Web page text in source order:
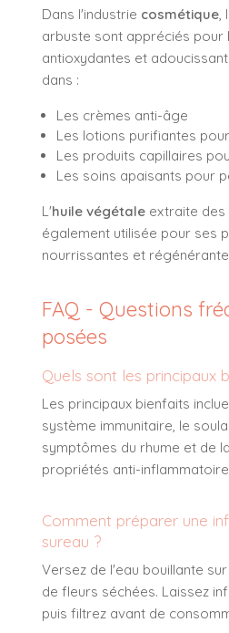
Dans l'industrie cosmétique,
arbuste sont appréciés pour
antioxydantes et
dans :
Les crèmes anti-âge
Les lotions purifiantes
Les produits capillaires
Les soins apaisants pour
L'huile végétale extraite des
également utilisée pour ses
nourrissantes et
FAQ - Questions
posées
Quels sont les principaux
Les principaux bienfaits
système immunitaire, le
symptômes du rhume et de
propriétés anti-
Comment préparer une
sureau ?
Versez de l'eau bouillante
de fleurs séchées. Laissez
puis filtrez avant de